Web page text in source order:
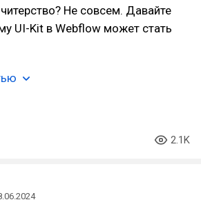
Не совсем. Давайте
UI-Kit в Webflow может стать
2.1K